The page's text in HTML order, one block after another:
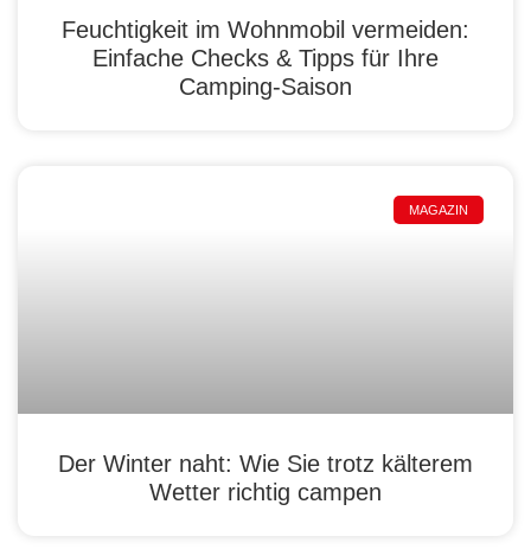
Feuchtigkeit im Wohnmobil vermeiden:
Einfache Checks & Tipps für Ihre
Camping-Saison
MAGAZIN
Der Winter naht: Wie Sie trotz kälterem
Wetter richtig campen